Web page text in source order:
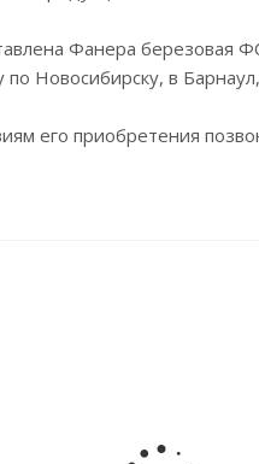
Фанера
Новосибирску, в
его приобретения